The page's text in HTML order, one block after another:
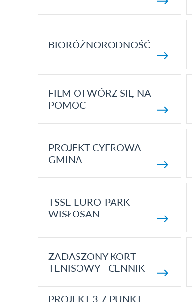
BIORÓŻNORODNOŚĆ
FILM OTWÓRZ SIĘ NA
POMOC
PROJEKT CYFROWA
GMINA
TSSE EURO-PARK
WISŁOSAN
ZADASZONY KORT
TENISOWY - CENNIK
PROJEKT 3.7 PUNKT